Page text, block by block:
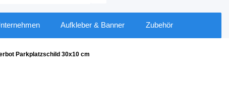
Aufkleber & Banner Zubehör
Parkplatzschild 30x10 cm